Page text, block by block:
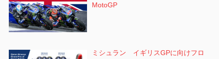
MotoGP
ミシュラン イギリスGPに向けフロ